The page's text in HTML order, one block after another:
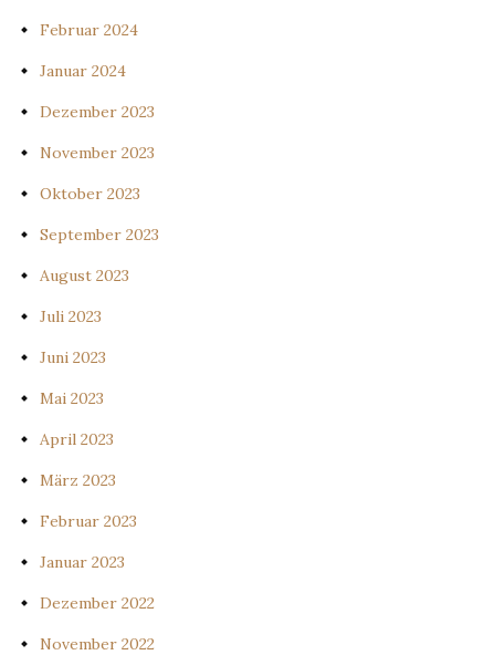
Februar 2024
Januar 2024
Dezember 2023
November 2023
Oktober 2023
September 2023
August 2023
Juli 2023
Juni 2023
Mai 2023
April 2023
März 2023
Februar 2023
Januar 2023
Dezember 2022
November 2022